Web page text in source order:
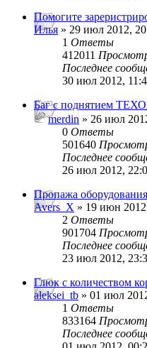
Помогите
Илья » 29 июл 2012,
1 Ответы
412011
Последнее
30 июл 2012,
Баг с поднятием
merdin » 26 июл
0 Ответы
501640
Последнее
26 июл 2012,
Пропажа
Avers_X » 19 июн
2 Ответы
901704
Последнее
23 июл 2012,
Глюк с количеством
aleksei_tb » 01 июл
1 Ответы
833164
Последнее